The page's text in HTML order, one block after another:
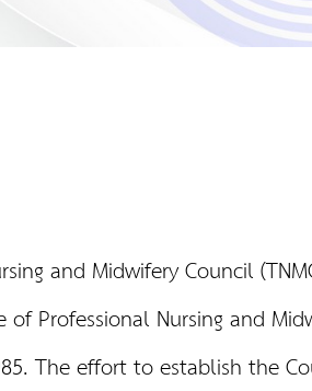
and Midwifery Council
Professional Nursing and
The effort to establish the